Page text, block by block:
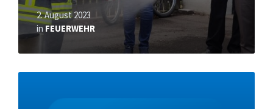
2. August 2023
inFEUERWEHR
Read